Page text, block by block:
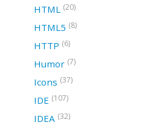
HTML (20)
HTML5 (8)
HTTP (6)
Humor (7)
Icons (37)
IDE (107)
IDEA (32)